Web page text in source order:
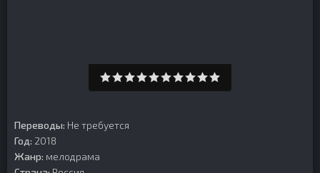
Переводы: Не требуется
Год: 2018
Жанр: мелодрама